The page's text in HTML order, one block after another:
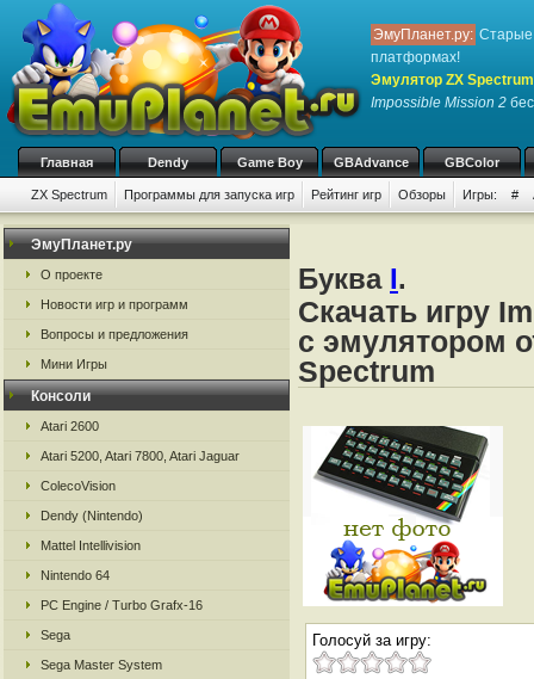
ЭмуПланет.ру: Старые
платформах!
Эмулятор ZX
Impossible Mission 2
Главная Dendy Game Boy GBAdvance GBColor
ZX Spectrum Программы для запуска игр Рейтинг игр Обзоры Игры: #
ЭмуПланет.ру
О проекте
Новости игр и программ
Вопросы и предложения
Мини Игры
Консоли
Atari 2600
Atari 5200, Atari 7800, Atari Jaguar
ColecoVision
Dendy (Nintendo)
Mattel Intellivision
Nintendo 64
PC Engine / Turbo Grafx-16
Sega
Sega Master System
Буква I.
Скачать игру
с эмулятором
Spectrum
Голосуй за игру: